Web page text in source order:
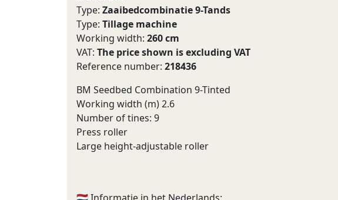
Type: Zaaibedcombinatie 9-Tands
Type: Tillage machine
Working width: 260 cm
VAT: The price shown is excluding VAT
Reference number: 218436
BM Seedbed Combination 9-Tinted
Working width (m) 2.6
Number of tines: 9
Press roller
Large height-adjustable roller